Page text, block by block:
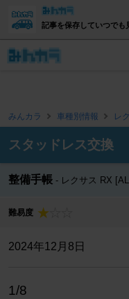
記事を保存していつでも
みんカラ 車種別情報 レ
スタッドレス交換
整備手帳 レクサス RX
難易度
2024年12月8日
1/8